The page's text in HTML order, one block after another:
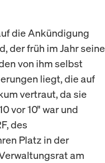
die Ankündigung
der früh im Jahr seine
von ihm selbst
liegt, die auf
vertraut, da sie
vor 10" war und
des
Platz in der
am